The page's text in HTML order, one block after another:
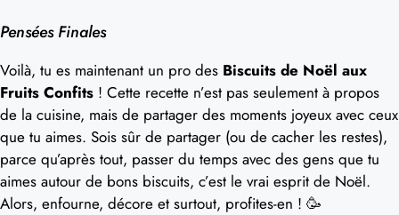
Pensées Finales
Voilà, tu es maintenant un pro des Biscuits de Noël aux
Fruits Confits ! Cette recette n’est pas seulement à propos
de la cuisine, mais de partager des moments joyeux avec ceux
que tu aimes. Sois sûr de partager (ou de cacher les restes),
parce qu’après tout, passer du temps avec des gens que tu
aimes autour de bons biscuits, c’est le vrai esprit de Noël.
Alors, enfourne, décore et surtout, profites-en ! 🥳